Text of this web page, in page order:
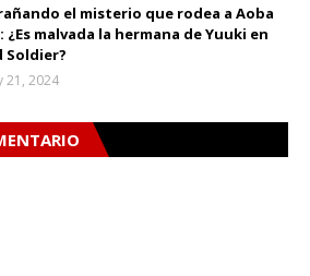
el misterio que rodea a Aoba
¿Es malvada la hermana de Yuuki en
Soldier?
21, 2024